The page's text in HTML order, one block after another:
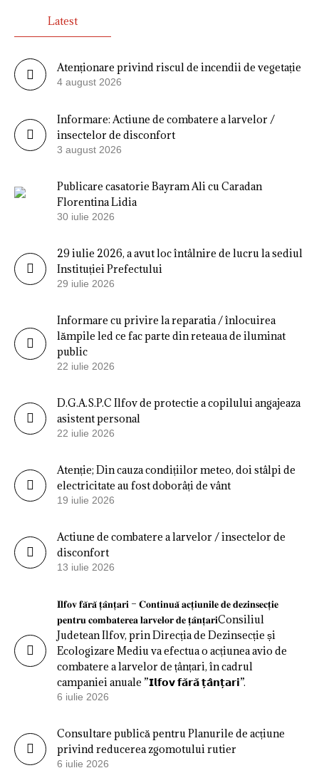
Latest
Atenționare privind riscul de incendii de vegetație
4 august 2026
Informare: Actiune de combatere a larvelor /
insectelor de disconfort
3 august 2026
Publicare casatorie Bayram Ali cu Caradan
Florentina Lidia
30 iulie 2026
29 iulie 2026, a avut loc întâlnire de lucru la sediul
Instituției Prefectului
29 iulie 2026
Informare cu privire la reparatia / înlocuirea
lămpile led ce fac parte din reteaua de iluminat
public
22 iulie 2026
D.G.A.S.P.C Ilfov de protectie a copilului angajeaza
asistent personal
22 iulie 2026
Atenție; Din cauza condițiilor meteo, doi stâlpi de
electricitate au fost doborâți de vânt
19 iulie 2026
Actiune de combatere a larvelor / insectelor de
disconfort
13 iulie 2026
𝐈𝐥𝐟𝐨𝐯 𝐟𝐚̆𝐫𝐚̆ 𝐭̦𝐚̂𝐧𝐭̦𝐚𝐫𝐢 – 𝐂𝐨𝐧𝐭𝐢𝐧𝐮𝐚̆ 𝐚𝐜𝐭̦𝐢𝐮𝐧𝐢𝐥𝐞 𝐝𝐞 𝐝𝐞𝐳𝐢𝐧𝐬𝐞𝐜𝐭̦𝐢𝐞
𝐩𝐞𝐧𝐭𝐫𝐮 𝐜𝐨𝐦𝐛𝐚𝐭𝐞𝐫𝐞𝐚 𝐥𝐚𝐫𝐯𝐞𝐥𝐨𝐫 𝐝𝐞 𝐭̦𝐚̂𝐧𝐭̦𝐚𝐫𝐢Consiliul
Judetean Ilfov, prin Direcția de Dezinsecție și
Ecologizare Mediu va efectua o acțiunea avio de
combatere a larvelor de țânțari, în cadrul
campaniei anuale ”𝗜𝗹𝗳𝗼𝘃 𝗳𝗮̆𝗿𝗮̆ 𝘁̦𝗮̂𝗻𝘁̦𝗮𝗿𝗶”.
6 iulie 2026
Consultare publică pentru Planurile de acțiune
privind reducerea zgomotului rutier
6 iulie 2026